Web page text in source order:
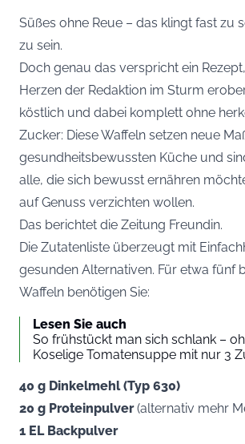
Süßes ohne Reue – das klingt fast zu
zu sein.
Doch genau das verspricht ein
Herzen der Redaktion im Sturm
köstlich und dabei komplett ohne
Zucker: Diese Waffeln setzen neue
gesundheitsbewussten Küche und
alle, die sich bewusst ernähren
auf Genuss verzichten wollen.
Das berichtet die Zeitung Freundin.
Die Zutatenliste überzeugt mit
gesunden Alternativen. Für etwa fünf
Waffeln benötigen Sie:
Lesen Sie auch
So frühstückt man sich schlank –
Koselige Tomatensuppe mit nur 3
40 g Dinkelmehl (Typ 630)
20 g Proteinpulver(alternativ mehr
1 EL Backpulver